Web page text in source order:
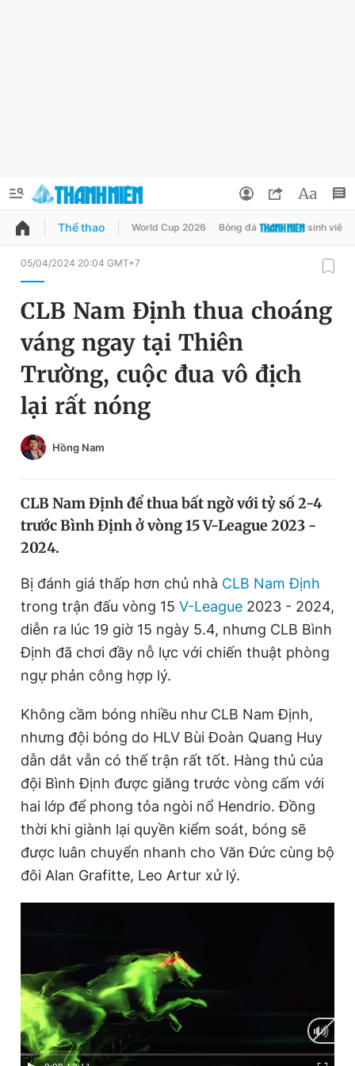
QUẢNG CÁO ĐẶT BÁO
Chuyên mục
Chuyên mục khác
Chào ngày mới
Tin thị trường
Video Magazine
Tiện ích Bạn cần biết
Thông tin tòa soạn Liên hệ quảng cáo
Đọc Thanh Niên trên điện thoại
Theo dõi báo trên
Đặt báo Quảng cáo RSS
Tổng biên tập: Nguyễn Ngọc Toàn
Phó tổng biên tập thường trực: Hải Thành
Phó tổng biên tập: Lâm Hiếu Dũng
Phó tổng biên tập: Trần Việt Hưng
Tổng thư ký tòa soạn: Đức Trung
Đổi mật khẩu
Tin đã lưu
Tin đã xem
Thể thao World Cup 2026 Bóng đá sinh viên
05/04/2024 20:04 GMT+7
CLB Nam Định thua choáng
váng ngay tại Thiên
Trường, cuộc đua vô địch
lại rất nóng
Hồng Nam
CLB Nam Định để thua bất ngờ với tỷ số 2-4
trước Bình Định ở vòng 15 V-League 2023 -
2024.
Bị đánh giá thấp hơn chủ nhà CLB Nam Định
trong trận đấu vòng 15 V-League 2023 - 2024,
diễn ra lúc 19 giờ 15 ngày 5.4, nhưng CLB Bình
Định đã chơi đầy nỗ lực với chiến thuật phòng
ngự phản công hợp lý.
Không cầm bóng nhiều như CLB Nam Định,
nhưng đội bóng do HLV Bùi Đoàn Quang Huy
dẫn dắt vẫn có thế trận rất tốt. Hàng thủ của
đội Bình Định được giăng trước vòng cấm với
hai lớp để phong tỏa ngòi nổ Hendrio. Đồng
thời khi giành lại quyền kiểm soát, bóng sẽ
được luân chuyển nhanh cho Văn Đức cùng bộ
đôi Alan Grafitte, Leo Artur xử lý.